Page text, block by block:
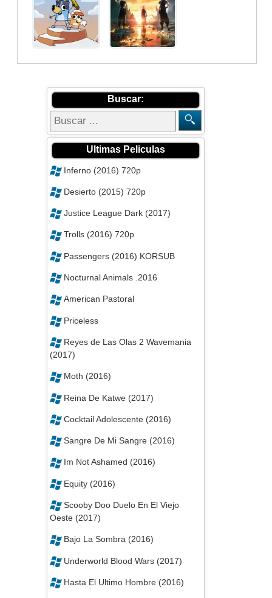
Buscar:
Ultimas Peliculas
Inferno (2016) 720p
Desierto (2015) 720p
Justice League Dark (2017)
Trolls (2016) 720p
Passengers (2016) KORSUB
Nocturnal Animals .2016
American Pastoral
Priceless
Reyes de Las Olas 2 Wavemania
(2017)
Moth (2016)
Reina De Katwe (2017)
Cocktail Adolescente (2016)
Sangre De Mi Sangre (2016)
Im Not Ashamed (2016)
Equity (2016)
Scooby Doo Duelo En El Viejo
Oeste (2017)
Bajo La Sombra (2016)
Underworld Blood Wars (2017)
Hasta El Ultimo Hombre (2016)